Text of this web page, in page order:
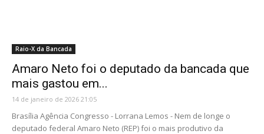
Raio-X da Bancada
Amaro Neto foi o deputado da bancada que
mais gastou em...
14 de janeiro de 2026 21:05
Brasília Agência Congresso - Lorrana Lemos - Nem de longe o
deputado federal Amaro Neto (REP) foi o mais produtivo da